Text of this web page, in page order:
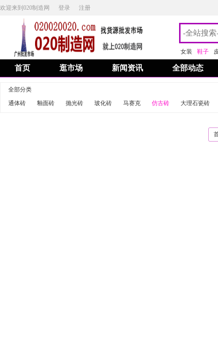
欢迎来到020制造网 登录 注册
女装 鞋子
首页 逛市场 新闻资讯 全部动态
全部分类
通体砖
釉面砖 抛光砖 玻化砖 马赛克 仿古砖 大理石瓷砖